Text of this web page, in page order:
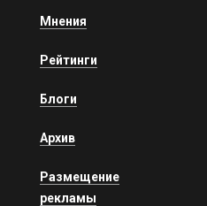
Мнения
Рейтинги
Блоги
Архив
Размещение
рекламы